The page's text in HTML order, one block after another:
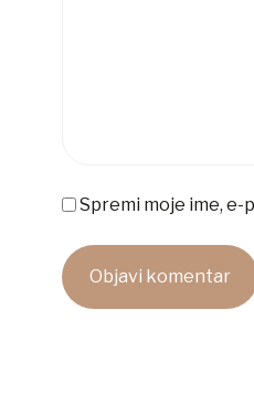
Spremi moje ime,